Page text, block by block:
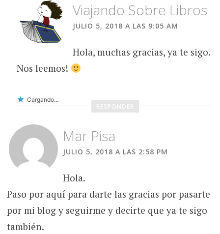
Viajando Sobre Libros
JULIO 5, 2018 A LAS 9:05 AM
Hola, muchas gracias, ya te sigo.
Nos leemos!
Cargando...
RESPONDER
Mar Pisa
JULIO 5, 2018 A LAS 2:58 PM
Hola.
Paso por aquí para darte las gracias por pasarte
por mi blog y seguirme y decirte que ya te sigo
también.